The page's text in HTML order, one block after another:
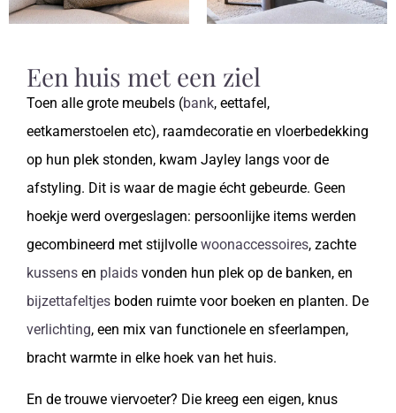
Een huis met een ziel
Toen alle grote meubels (bank, eettafel,
eetkamerstoelen etc), raamdecoratie en vloerbedekking
op hun plek stonden, kwam Jayley langs voor de
afstyling. Dit is waar de magie écht gebeurde. Geen
hoekje werd overgeslagen: persoonlijke items werden
gecombineerd met stijlvolle woonaccessoires, zachte
kussens en plaids vonden hun plek op de banken, en
bijzettafeltjes boden ruimte voor boeken en planten. De
verlichting, een mix van functionele en sfeerlampen,
bracht warmte in elke hoek van het huis.
En de trouwe viervoeter? Die kreeg een eigen, knus